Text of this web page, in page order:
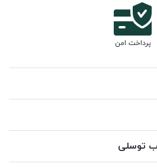
پرداخت امن
توسلی